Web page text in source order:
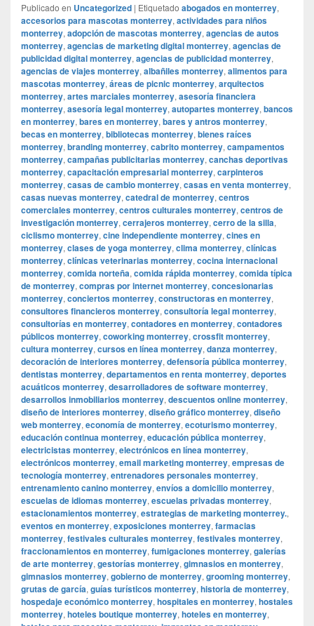
Publicado en Uncategorized | Etiquetado abogados en monterrey,
accesorios para mascotas monterrey, actividades para niños
monterrey, adopción de mascotas monterrey, agencias de autos
monterrey, agencias de marketing digital monterrey, agencias de
publicidad digital monterrey, agencias de publicidad monterrey,
agencias de viajes monterrey, albañiles monterrey, alimentos para
mascotas monterrey, áreas de picnic monterrey, arquitectos
monterrey, artes marciales monterrey, asesoría financiera
monterrey, asesoría legal monterrey, autopartes monterrey, bancos
en monterrey, bares en monterrey, bares y antros monterrey,
becas en monterrey, bibliotecas monterrey, bienes raíces
monterrey, branding monterrey, cabrito monterrey, campamentos
monterrey, campañas publicitarias monterrey, canchas deportivas
monterrey, capacitación empresarial monterrey, carpinteros
monterrey, casas de cambio monterrey, casas en venta monterrey,
casas nuevas monterrey, catedral de monterrey, centros
comerciales monterrey, centros culturales monterrey, centros de
investigación monterrey, cerrajeros monterrey, cerro de la silla,
ciclismo monterrey, cine independiente monterrey, cines en
monterrey, clases de yoga monterrey, clima monterrey, clínicas
monterrey, clínicas veterinarias monterrey, cocina internacional
monterrey, comida norteña, comida rápida monterrey, comida típica
de monterrey, compras por internet monterrey, concesionarias
monterrey, conciertos monterrey, constructoras en monterrey,
consultores financieros monterrey, consultoría legal monterrey,
consultorías en monterrey, contadores en monterrey, contadores
públicos monterrey, coworking monterrey, crossfit monterrey,
cultura monterrey, cursos en línea monterrey, danza monterrey,
decoración de interiores monterrey, defensoría pública monterrey,
dentistas monterrey, departamentos en renta monterrey, deportes
acuáticos monterrey, desarrolladores de software monterrey,
desarrollos inmobiliarios monterrey, descuentos online monterrey,
diseño de interiores monterrey, diseño gráfico monterrey, diseño
web monterrey, economía de monterrey, ecoturismo monterrey,
educación continua monterrey, educación pública monterrey,
electricistas monterrey, electrónicos en línea monterrey,
electrónicos monterrey, email marketing monterrey, empresas de
tecnología monterrey, entrenadores personales monterrey,
entrenamiento canino monterrey, envíos a domicilio monterrey,
escuelas de idiomas monterrey, escuelas privadas monterrey,
estacionamientos monterrey, estrategias de marketing monterrey.,
eventos en monterrey, exposiciones monterrey, farmacias
monterrey, festivales culturales monterrey, festivales monterrey,
fraccionamientos en monterrey, fumigaciones monterrey, galerías
de arte monterrey, gestorías monterrey, gimnasios en monterrey,
gimnasios monterrey, gobierno de monterrey, grooming monterrey,
grutas de garcía, guías turísticos monterrey, historia de monterrey,
hospedaje económico monterrey, hospitales en monterrey, hostales
monterrey, hoteles boutique monterrey, hoteles en monterrey,